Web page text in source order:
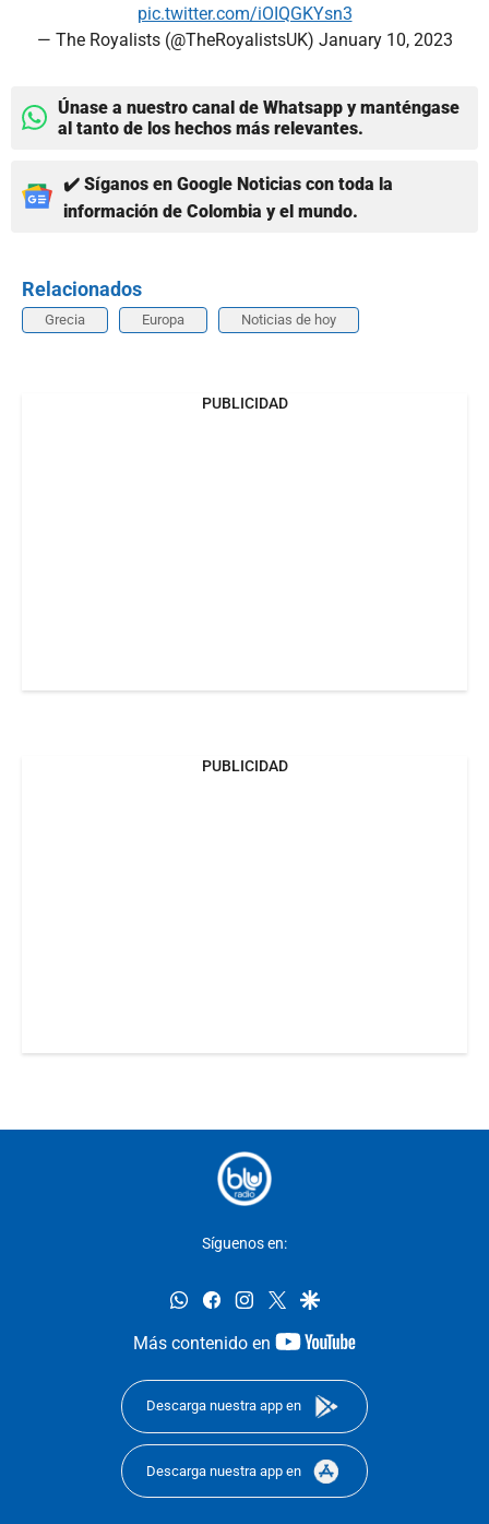
pic.twitter.com/iOIQGKYsn3
— The Royalists (@TheRoyalistsUK) January 10, 2023
Únase a nuestro canal de Whatsapp y manténgase
al tanto de los hechos más relevantes.
✔️ Síganos en Google Noticias con toda la
información de Colombia y el mundo.
Relacionados
Grecia Europa Noticias de hoy
PUBLICIDAD
PUBLICIDAD
Síguenos en:
whatsappfacebookinstagram
twittergoogle
Más contenido en
youtube-
Descarga nuestra app en
Descarga nuestra app en